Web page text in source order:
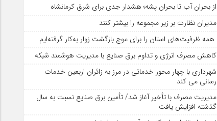
از بحران آب تا بحران پشه؛ هشدار جدی برای شرق کرمانشاه
مدیران نظارت بر زیر مجموعه را بیشتر کنند
همه ظرفیت‌های استان را برای موج بازگشت زوار به‌کار گرفته‌ایم
کاهش مصرف انرژی و تداوم برق صنایع با مدیریت هوشمند شبکه
شهرداری با چهار محور خدماتی در مرز به زائران اربعین خدمات
رسانی می کند
مدیریت مصرف با تأخیر آغاز شد/ تأمین برق صنایع نسبت به سال
گذشته افزایش یافت